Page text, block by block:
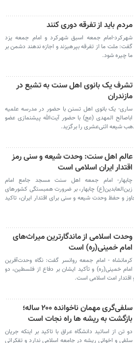
مردم باید از تفرقه دوری کنند
شهرکرد-امام جمعه اسبق شهرکرد و امام جمعه یزد
گفت: ملت ما از تفرقه بپرهیزند و اجازه ندهند دشمن بر
ما چیره شود.
تشرف یک بانوی اهل سنت به تشیع در
مازندران
ساری- یک بانوی اهل تسنن با حضور در مدرسه علمیه
اباصالح المهدی (عج) با حضور آیت‌الله پیشنمازی عضو
شیعه اثنی‌عشری را برگزید.
عالم اهل سنت: وحدت شیعه و سنی رمز
اقتدار ایران اسلامی است
چابهار- امام جمعه اهل سنت مسجد جامع امام
زین‌العابدین(ع) چابهار، بر ضرورت همبستگی کشورهای
و حفظ وحدت شیعه و سنی برای اقتدار ایران، تاکید
وحدت اسلامی از ماندگارترین میراث‌های
امام خمینی(ره) است
کرمانشاه - امام جمعه روانسر گفت: نگاه وحدت‌آفرین
امام خمینی(ره) و تأکید ایشان بر دفاع از فلسطین، دو
اقتدار امت اسلامی است.
سلفی‌گری مهمان ناخوانده‌ ۲۰۰ ساله؛
بازگشت به ریشه ها راه نجات است
دو تن از اساتید دانشگاه عراق با تاکید بر اینکه جریان
سلفی و اخوانی ریشه در جامعه اسلامی ندارد و تفکراتی